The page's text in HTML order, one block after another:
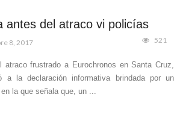
antes del atraco vi policías
8, 2017 521
frustrado a Eurochronos en Santa Cruz,
a la declaración informativa brindada por un
la que señala que, un ...